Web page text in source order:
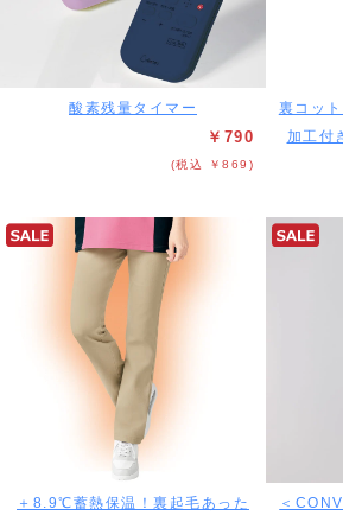
酸素残量タイマー
￥790
(税込 ￥869)
裏コッ
加工付
＋8.9℃蓄熱保温！裏起毛あった
＜